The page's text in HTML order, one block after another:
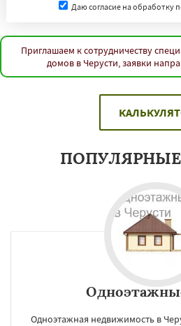
Даю согласие на обработку
Приглашаем к сотрудничеству
домов в Черусти, заявки
Одноэтажная недвижимость в